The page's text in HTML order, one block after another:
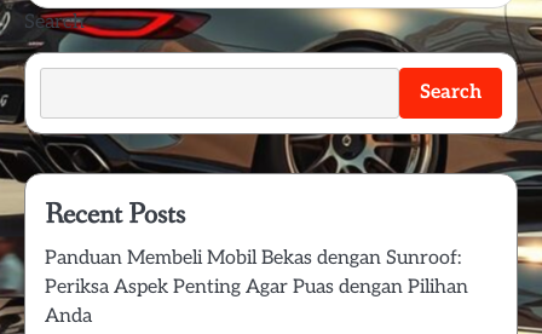
Search
Search
Recent Posts
Panduan Membeli Mobil Bekas dengan Sunroof:
Periksa Aspek Penting Agar Puas dengan Pilihan
Anda